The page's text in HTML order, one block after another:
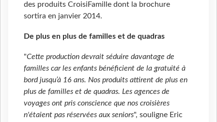
des produits CroisiFamille dont la brochure
sortira en janvier 2014.
De plus en plus de familles et de quadras
"Cette production devrait séduire davantage de
familles car les enfants bénéficient de la gratuité à
bord jusqu’à 16 ans. Nos produits attirent de plus en
plus de familles et de quadras. Les agences de
voyages ont pris conscience que nos croisières
n'étaient pas réservées aux seniors", souligne Eric